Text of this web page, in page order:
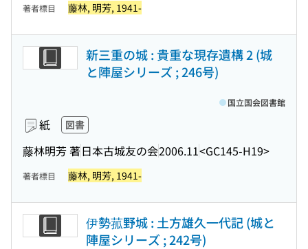
著者標目 藤林, 明芳, 1941-
新三重の城 : 貴重な現存遺構 2 (城
と陣屋シリーズ ; 246号)
紙 図書
藤林明芳 著日本古城友の会2006.11<GC145-H19>
国立国会図書館
著者標目 藤林, 明芳, 1941-
伊勢菰野城 : 土方雄久一代記 (城と
陣屋シリーズ ; 242号)